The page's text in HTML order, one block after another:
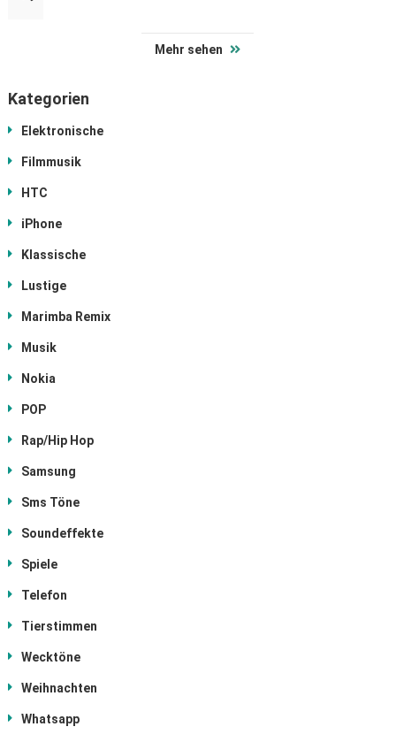
Mehr sehen
Kategorien
Elektronische
Filmmusik
HTC
iPhone
Klassische
Lustige
Marimba Remix
Musik
Nokia
POP
Rap/Hip Hop
Samsung
Sms Töne
Soundeffekte
Spiele
Telefon
Tierstimmen
Wecktöne
Weihnachten
Whatsapp